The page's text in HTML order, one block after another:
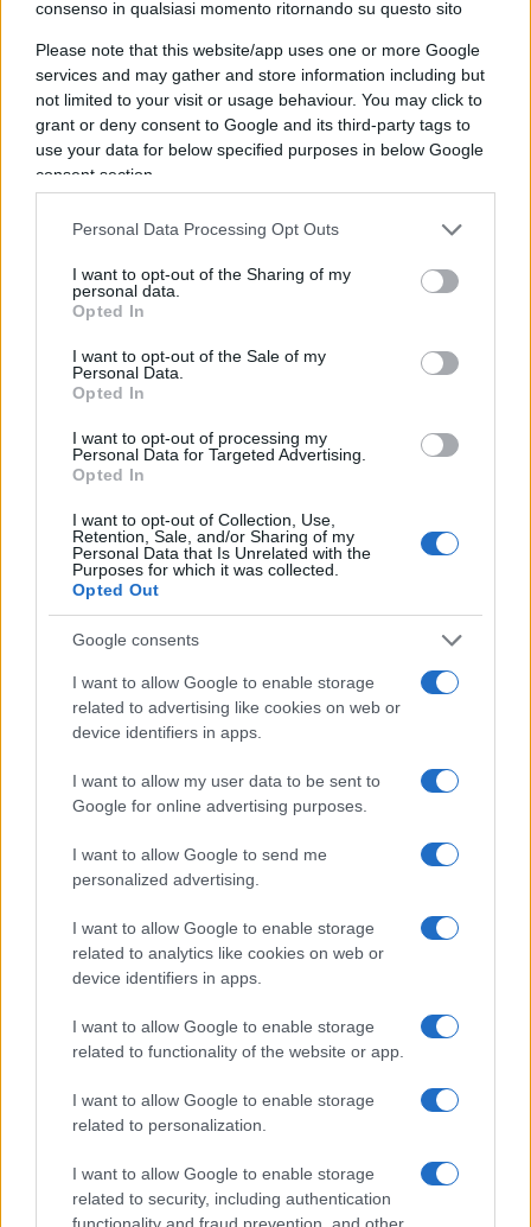
consenso in qualsiasi momento ritornando su questo sito
Please note that this website/app uses one or more Google
services and may gather and store information including but
not limited to your visit or usage behaviour. You may click to
grant or deny consent to Google and its third-party tags to
use your data for below specified purposes in below Google
consent section.
Personal Data Processing Opt Outs
I want to opt-out of the Sharing of my
personal data.
Opted In
I want to opt-out of the Sale of my
Personal Data.
Opted In
I want to opt-out of processing my
Personal Data for Targeted Advertising.
Opted In
I want to opt-out of Collection, Use,
Retention, Sale, and/or Sharing of my
Personal Data that Is Unrelated with the
Purposes for which it was collected.
Opted Out
Google consents
I want to allow Google to enable storage
related to advertising like cookies on web or
device identifiers in apps.
I want to allow my user data to be sent to
Google for online advertising purposes.
I want to allow Google to send me
personalized advertising.
I want to allow Google to enable storage
related to analytics like cookies on web or
device identifiers in apps.
I want to allow Google to enable storage
related to functionality of the website or app.
I want to allow Google to enable storage
related to personalization.
I want to allow Google to enable storage
related to security, including authentication
functionality and fraud prevention, and other
Bianca. The Donald ha accusato il collega ucraino
di non voler raggiungere un accordo di pace con
la Russia, sostenendo che on desideri fermare il
conflitto finché avrà il supporto degli Stati Uniti. In
un post particolarmente al vetriolo su Truth
Social, Trump ha commentato le dichiarazioni di
Londra, in cui il presidente ucraino aveva
affermato che un accordo di pace era ancora
lontano e che si aspettava che il supporto Usa
peggior dichiarazione che Zelensky potesse fare.
L’America non tollererà ancora a lungo questo
atteggiamento”, le sue parole.
Non è tardata ad arrivare la replica di Kiev. In un
post pubblicato su X, Zelensky ha ribadito la sua
posizione favorevole alla pace: “
urgente“, ha scritto. “Stiamo lavorando fianco a
contiamo sul loro sostegno nel nostro cammino
verso la pace. Gli ucraini desiderano la pace più di
nostre città e le nostre vite. Dobbiamo fermarla
per garantire la sicurezza del nostro popolo”.
In serata sono arrivate anche le nuove
dichiarazioni diGiorgia Meloni. Intervistata da
XXI Secolo, la Leader del governo è tornata a
parlare dell’incontro-scontro dello Studio Ovale ed
è stata molto netta: “Non sono dibattiti che
normalmente si fanno davanti alle telecamere.
Non ha aiutato”. La priorità è la pace e l’Europa
non può fare a meno degli Usa, la linea del primo
inviare soldati europei a Kiev: “L’Italia partecipa
con la sua franchezza. Ho espresso varie